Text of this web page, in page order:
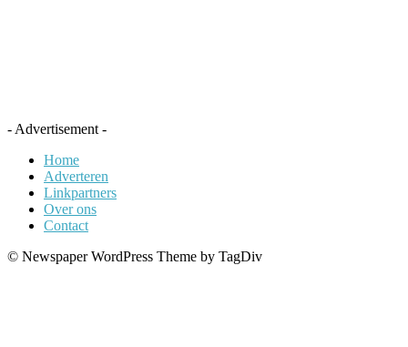
- Advertisement -
Home
Adverteren
Linkpartners
Over ons
Contact
© Newspaper WordPress Theme by TagDiv